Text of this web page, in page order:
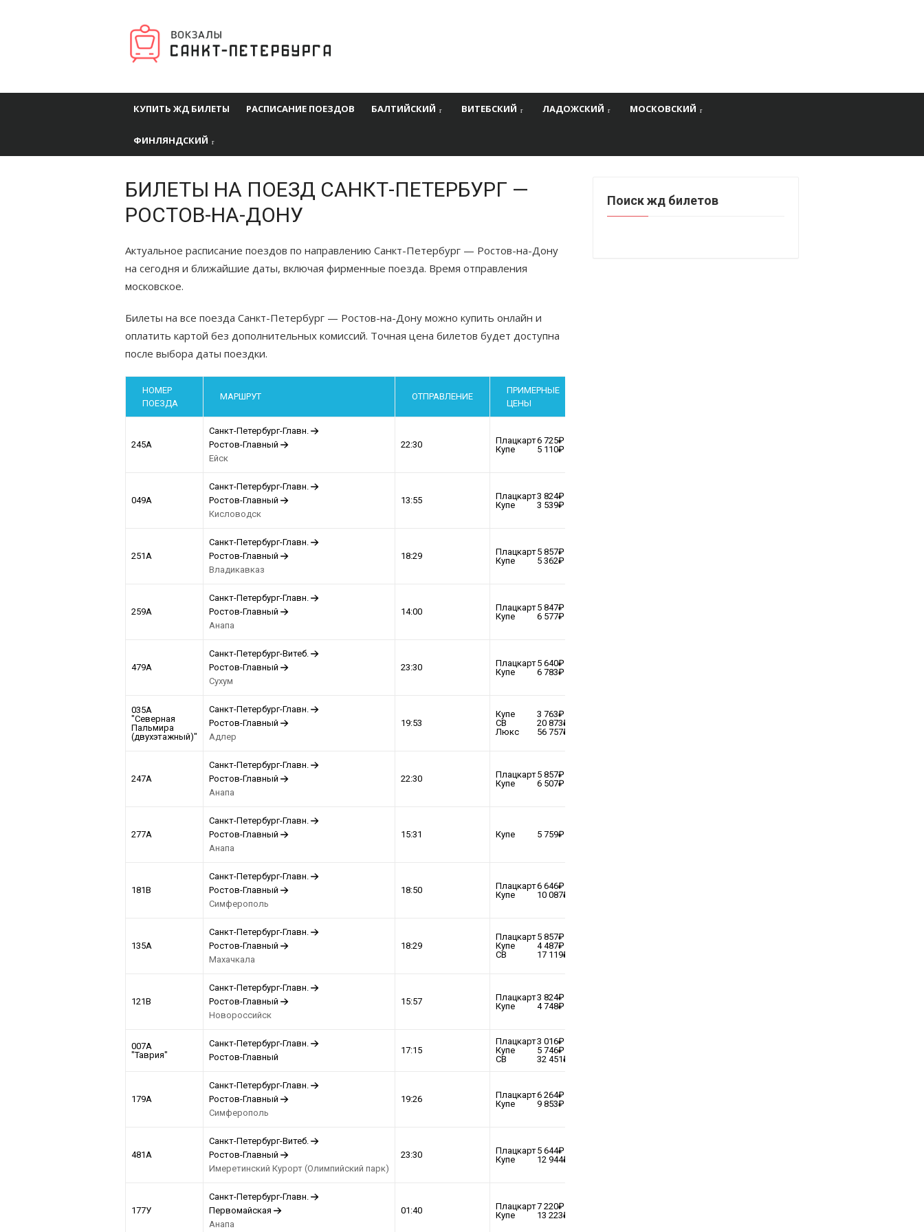
КУПИТЬ ЖД БИЛЕТЫ РАСПИСАНИЕ ПОЕЗДОВ БАЛТИЙСКИЙ ВИТЕБСКИЙ ЛАДОЖСКИЙ МОСКОВСКИЙ
ФИНЛЯНДСКИЙ
БИЛЕТЫ НА ПОЕЗД САНКТ-ПЕТЕРБУРГ —
РОСТОВ-НА-ДОНУ
Актуальное расписание поездов по направлению Санкт-Петербург — Ростов-на-Дону
на сегодня и ближайшие даты, включая фирменные поезда. Время отправления
московское.
Билеты на все поезда Санкт-Петербург — Ростов-на-Дону можно купить онлайн и
оплатить картой без дополнительных комиссий. Точная цена билетов будет доступна
после выбора даты поездки.
НОМЕР
ПОЕЗДА
МАРШРУТ ОТПРАВЛЕНИЕ
ПРИМЕРНЫЕ
ЦЕНЫ
245А
Санкт-Петербург-Главн.
Ростов-Главный
Ейск
22:30 Плацкарт6 725
Купе
5 110
049А
Санкт-Петербург-Главн.
Ростов-Главный
Кисловодск
13:55 Плацкарт3 824
Купе
3 539
251А
Санкт-Петербург-Главн.
Ростов-Главный
Владикавказ
18:29 Плацкарт5 857
Купе
5 362
259А
Санкт-Петербург-Главн.
Ростов-Главный
Анапа
14:00 Плацкарт5 847
Купе
6 577
479А
Санкт-Петербург-Витеб.
Ростов-Главный
Сухум
23:30 Плацкарт5 640
Купе
6 783
035А
"Северная
Пальмира
(двухэтажный)"
Санкт-Петербург-Главн.
Ростов-Главный
Адлер
19:53
Купе
3 763
СВ
20 873
Люкс
56 757
247А
Санкт-Петербург-Главн.
Ростов-Главный
Анапа
22:30 Плацкарт5 857
Купе
6 507
277А
Санкт-Петербург-Главн.
Ростов-Главный
Анапа
15:31 Купе 5 759
181В
Санкт-Петербург-Главн.
Ростов-Главный
Симферополь
18:50 Плацкарт6 646
Купе
10 087
135А
Санкт-Петербург-Главн.
Ростов-Главный
Махачкала
18:29
Плацкарт5 857
Купе
4 487
СВ
17 119
121В
Санкт-Петербург-Главн.
Ростов-Главный
Новороссийск
15:57 Плацкарт3 824
Купе
4 748
007А
"Таврия"
Санкт-Петербург-Главн.
Ростов-Главный
17:15
Плацкарт3 016
Купе
5 746
СВ
32 451
179А
Санкт-Петербург-Главн.
Ростов-Главный
Симферополь
19:26 Плацкарт6 264
Купе
9 853
481А
Санкт-Петербург-Витеб.
Ростов-Главный
Имеретинский Курорт (Олимпийский парк)
23:30 Плацкарт5 644
Купе
12 944
177У
Санкт-Петербург-Главн.
Первомайская
Анапа
01:40 Плацкарт7 220
Купе
13 223
Поиск жд билетов